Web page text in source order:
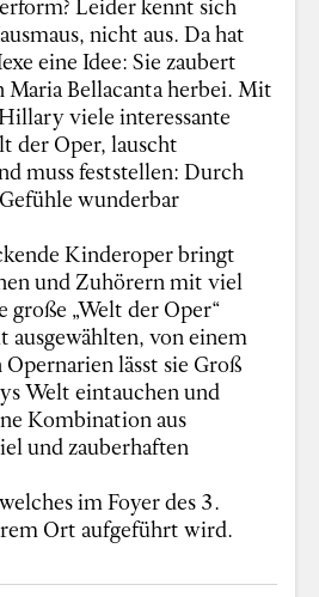
nicht aus. Da hat
eine Idee: Sie zaubert
Maria Bellacanta herbei. Mit
viele interessante
der Oper, lauscht
muss feststellen: Durch
wunderbar
Kinderoper bringt
und Zuhörern mit viel
„Welt der Oper“
ausgewählten, von einem
lässt sie Groß
Welt eintauchen und
Kombination aus
und zauberhaften
im Foyer des 3.
Ort aufgeführt wird.